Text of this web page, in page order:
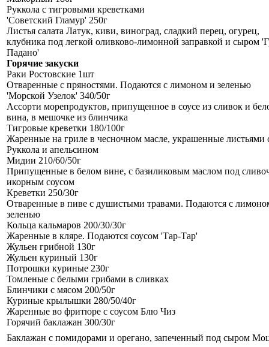
Руккола с тигровыми креветками
'Советский Гламур' 250г
Листья салата Латук, киви, виноград, сладкий перец, огурец,
клубника под легкой оливково-лимонной заправкой и сыром
Падано'
Горячие закуски
Раки Ростовские 1шт
Отваренные с пряностями. Подаются с лимоном и зеленью
'Морской Узелок' 340/50г
Ассорти морепродуктов, припущенное в соусе из сливок и
вина, в мешочке из блинчика
Тигровые креветки 180/100г
Жаренные на гриле в чесночном масле, украшенные листьями
Руккола и апельсином
Мидии 210/60/50г
Припущенные в белом вине, с базиликовым маслом под
икорным соусом
Креветки 250/30г
Отваренные в пиве с душистыми травами. Подаются с
зеленью
Кольца кальмаров 200/30/30г
Жаренные в кляре. Подаются соусом 'Тар-Тар'
Жульен грибной 130г
Жульен куриный 130г
Потрошки куриные 230г
Томленые с белыми грибами в сливках
Блинчики с мясом 200/50г
Куриные крылышки 280/50/40г
Жаренные во фритюре с соусом Блю Чиз
Горячий баклажан 300/30г
Баклажан с помидорами и орегано, запеченный под сыром